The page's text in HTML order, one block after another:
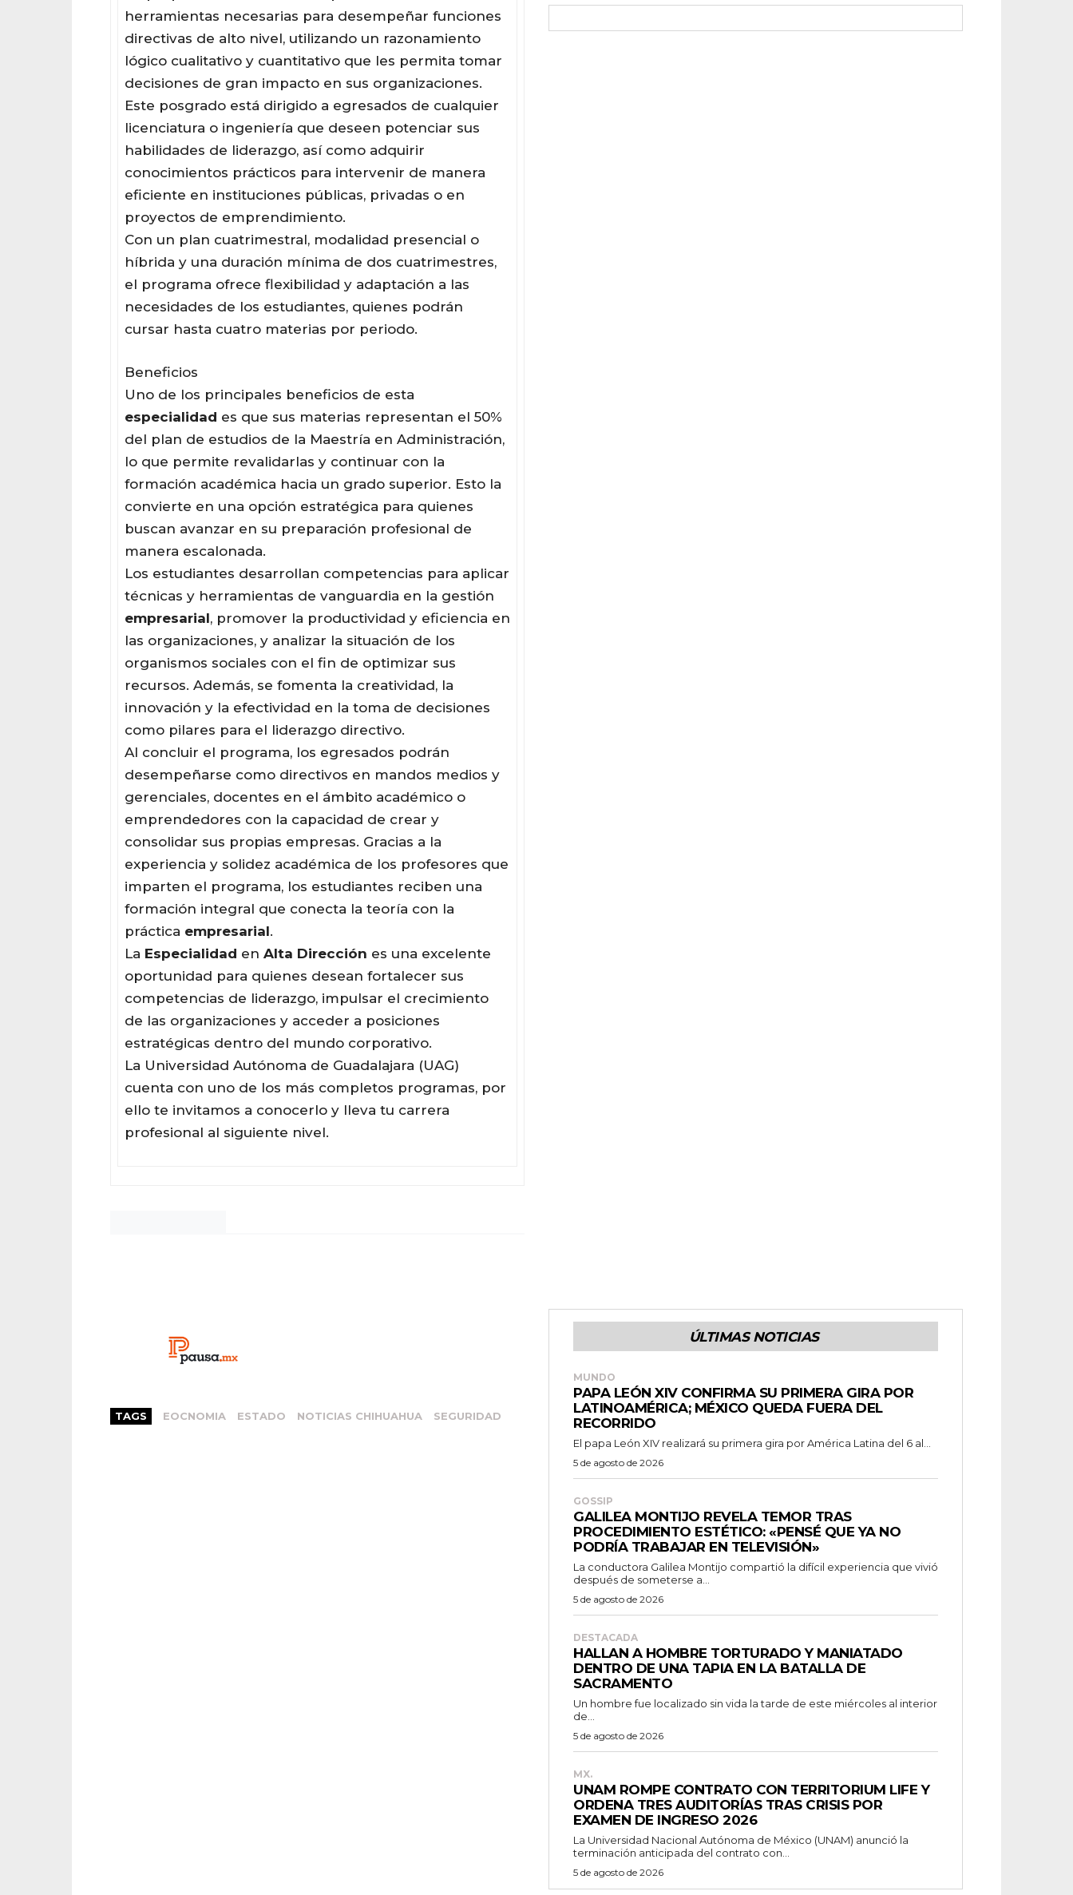
herramientas necesarias para desempeñar funciones
directivas de alto nivel, utilizando un razonamiento
lógico cualitativo y cuantitativo que les permita tomar
decisiones de gran impacto en sus organizaciones.
Este posgrado está dirigido a egresados de cualquier
licenciatura o ingeniería que deseen potenciar sus
habilidades de liderazgo, así como adquirir
conocimientos prácticos para intervenir de manera
eficiente en instituciones públicas, privadas o en
proyectos de emprendimiento.
Con un plan cuatrimestral, modalidad presencial o
híbrida y una duración mínima de dos cuatrimestres,
el programa ofrece flexibilidad y adaptación a las
necesidades de los estudiantes, quienes podrán
cursar hasta cuatro materias por periodo.
Beneficios
Uno de los principales beneficios de esta
especialidad es que sus materias representan el 50%
del plan de estudios de la Maestría en Administración,
lo que permite revalidarlas y continuar con la
formación académica hacia un grado superior. Esto la
convierte en una opción estratégica para quienes
buscan avanzar en su preparación profesional de
manera escalonada.
Los estudiantes desarrollan competencias para aplicar
técnicas y herramientas de vanguardia en la gestión
empresarial, promover la productividad y eficiencia en
las organizaciones, y analizar la situación de los
organismos sociales con el fin de optimizar sus
recursos. Además, se fomenta la creatividad, la
innovación y la efectividad en la toma de decisiones
como pilares para el liderazgo directivo.
Al concluir el programa, los egresados podrán
desempeñarse como directivos en mandos medios y
gerenciales, docentes en el ámbito académico o
emprendedores con la capacidad de crear y
consolidar sus propias empresas. Gracias a la
experiencia y solidez académica de los profesores que
imparten el programa, los estudiantes reciben una
formación integral que conecta la teoría con la
práctica empresarial.
La Especialidad en Alta Dirección es una excelente
oportunidad para quienes desean fortalecer sus
competencias de liderazgo, impulsar el crecimiento
de las organizaciones y acceder a posiciones
estratégicas dentro del mundo corporativo.
La Universidad Autónoma de Guadalajara (UAG)
cuenta con uno de los más completos programas, por
ello te invitamos a conocerlo y lleva tu carrera
profesional al siguiente nivel.
TAGS EOCNOMIA ESTADO NOTICIAS CHIHUAHUA SEGURIDAD
ÚLTIMAS NOTICIAS
MUNDO
PAPA LEÓN XIV CONFIRMA SU PRIMERA GIRA POR
LATINOAMÉRICA; MÉXICO QUEDA FUERA DEL
RECORRIDO
El papa León XIV realizará su primera gira por América Latina del 6 al...
5 de agosto de 2026
GOSSIP
GALILEA MONTIJO REVELA TEMOR TRAS
PROCEDIMIENTO ESTÉTICO: «PENSÉ QUE YA NO
PODRÍA TRABAJAR EN TELEVISIÓN»
La conductora Galilea Montijo compartió la difícil experiencia que vivió
después de someterse a...
5 de agosto de 2026
DESTACADA
HALLAN A HOMBRE TORTURADO Y MANIATADO
DENTRO DE UNA TAPIA EN LA BATALLA DE
SACRAMENTO
Un hombre fue localizado sin vida la tarde de este miércoles al interior
de...
5 de agosto de 2026
MX.
UNAM ROMPE CONTRATO CON TERRITORIUM LIFE Y
ORDENA TRES AUDITORÍAS TRAS CRISIS POR
EXAMEN DE INGRESO 2026
La Universidad Nacional Autónoma de México (UNAM) anunció la
terminación anticipada del contrato con...
5 de agosto de 2026